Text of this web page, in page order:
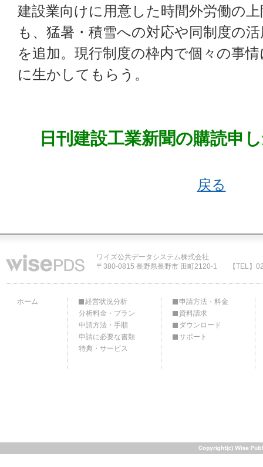
建設業向けに用意した時間外労働の
も、猛暑・積雪への対応や同制度の
を追加。現行制度の枠内で個々の事
に生かしてもらう。
日刊建設工業新聞の購読申
戻る
ワイズ公共データシステム株式会社
〒380-0815 長野県長野市 田町2120-1
【TEL】
ホーム
経営状況分析
分析料金・プラン
申請方法・手順
申請に必要な書類
特典・サービス
申請方法・料金
資料請求
ダウンロード
サポート